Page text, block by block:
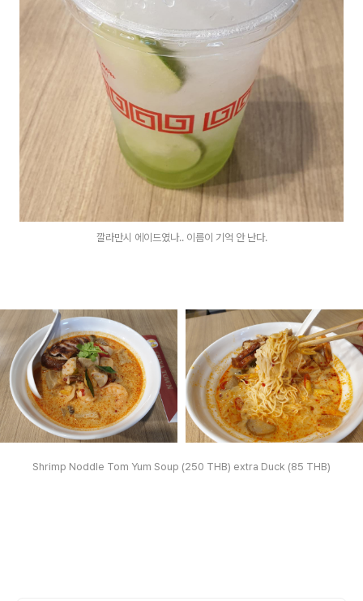
깔라만시 에이드였나.. 이름이 기억 안 난다.
Shrimp Noddle Tom Yum Soup (250 THB) extra Duck (85 THB)